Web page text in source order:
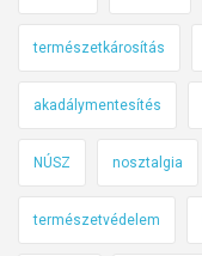
természetkárosítás
akadálymentesítés
NÚSZ nosztalgia
természetvédelem